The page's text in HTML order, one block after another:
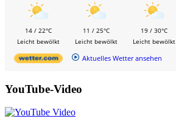
14 / 22°C
Leicht bewölkt
11 / 25°C
Leicht bewölkt
19 / 30°C
Leicht bewölkt
Aktuelles Wetter ansehen
YouTube-Video